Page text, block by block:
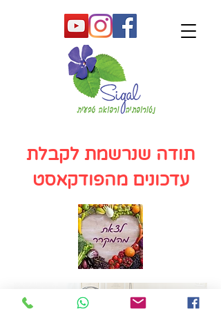
תודה שנרשמת לקבלת
עדכונים מהפודקאסט